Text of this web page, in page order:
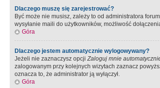
Dlaczego muszę się zarejestrować?
Być może nie musisz, zależy to od administratora
wysyłanie maili do użytkowników, możliwość
Góra
Dlaczego jestem automatycznie wylogowywany?
Jeżeli nie zaznaczysz opcjiZaloguj mnie
zalogowanym przy kolejnych wizytach zaznacz
oznacza to, że administrator ją wyłączył.
Góra